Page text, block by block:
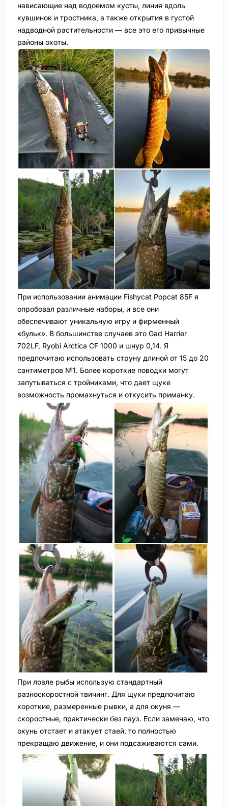
нависающие над водоемом кусты, линия вдоль
кувшинок и тростника, а также открытия в густой
надводной растительности — все это его привычные
районы охоты.
При использовании анимации Fishycat Popcat 85F я
опробовал различные наборы, и все они
обеспечивают уникальную игру и фирменный
«бульк». В большинстве случаев это Gad Harrier
702LF, Ryobi Arctica CF 1000 и шнур 0,14. Я
предпочитаю использовать струну длиной от 15 до 20
сантиметров №1. Более короткие поводки могут
запутываться с тройниками, что дает щуке
возможность промахнуться и откусить приманку.
При ловле рыбы использую стандартный
разноскоростной твичинг. Для щуки предпочитаю
короткие, размеренные рывки, а для окуня —
скоростные, практически без пауз. Если замечаю, что
окунь отстает и атакует стаей, то полностью
прекращаю движение, и они подсаживаются сами.